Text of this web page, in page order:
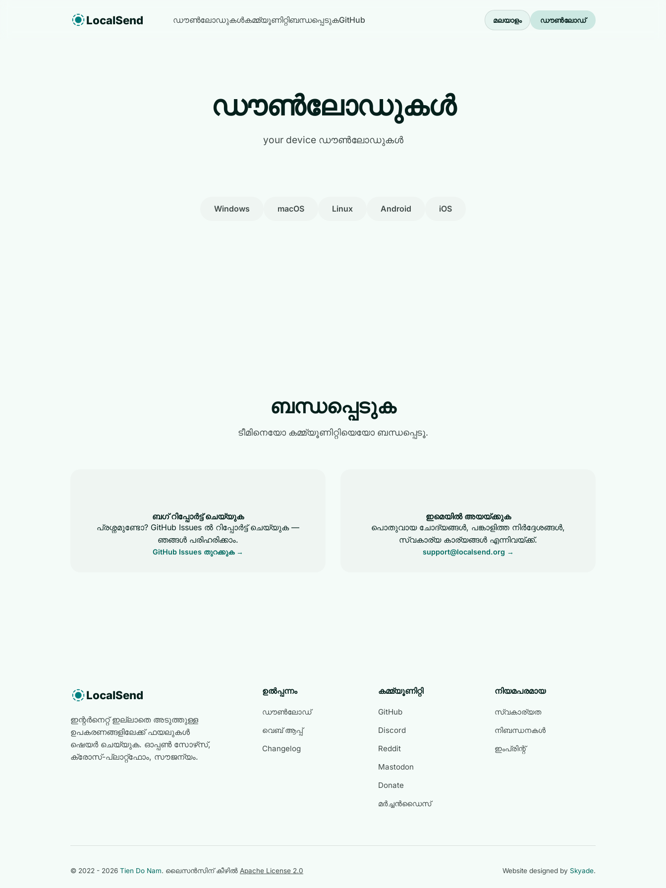
LocalSend ഡൗൺലോഡുകൾകമ്മ്യൂണിറ്റിബന്ധപ്പെടുകGitHub മലയാളം ഡൗൺലോഡ്
ഡൗൺലോഡുകൾ
your device ഡൗൺലോഡുകൾ
Windows macOS Linux Android iOS
ബന്ധപ്പെടുക
ടീമിനെയോ കമ്മ്യൂണിറ്റിയെയോ ബന്ധപ്പെടൂ.
ബഗ് റിപ്പോർട്ട് ചെയ്യുക
പ്രശ്നമുണ്ടോ? GitHub Issues ൽ റിപ്പോർട്ട് ചെയ്യുക —
ഞങ്ങൾ പരിഹരിക്കാം.
GitHub Issues തുറക്കുക →
ഇമെയിൽ അയയ്ക്കുക
പൊതുവായ ചോദ്യങ്ങൾ, പങ്കാളിത്ത നിർദ്ദേശങ്ങൾ,
സ്വകാര്യ കാര്യങ്ങൾ എന്നിവയ്ക്ക്.
support@localsend.org →
LocalSend
ഇന്റർനെറ്റ് ഇല്ലാതെ അടുത്തുള്ള
ഉപകരണങ്ങളിലേക്ക് ഫയലുകൾ
ഷെയർ ചെയ്യുക. ഓപ്പൺ സോഴ്‌സ്,
ക്രോസ്-പ്ലാറ്റ്‌ഫോം, സൗജന്യം.
ഉൽപ്പന്നം
ഡൗൺലോഡ്
വെബ് ആപ്പ്
Changelog
കമ്മ്യൂണിറ്റി
GitHub
Discord
Reddit
Mastodon
Donate
മർച്ചൻഡൈസ്
നിയമപരമായ
സ്വകാര്യത
നിബന്ധനകൾ
ഇംപ്രിന്റ്
© 2022 - 2026 Tien Do Nam. ലൈസൻസിന് കീഴിൽ Apache License 2.0 Website designed by Skyade.